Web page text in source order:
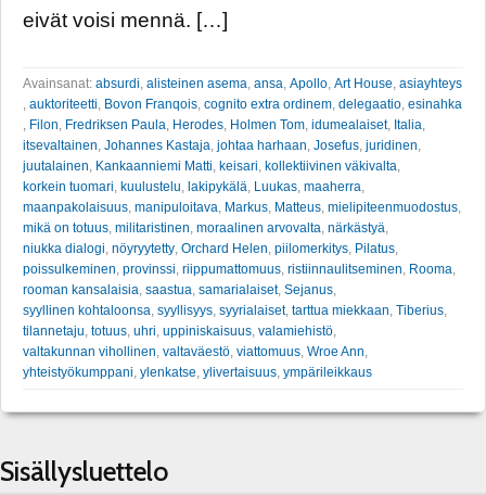
eivät voisi mennä. […]
Avainsanat: absurdi, alisteinen asema, ansa, Apollo, Art House, asiayhteys
, auktoriteetti, Bovon Franqois, cognito extra ordinem, delegaatio, esinahka
, Filon, Fredriksen Paula, Herodes, Holmen Tom, idumealaiset, Italia,
itsevaltainen, Johannes Kastaja, johtaa harhaan, Josefus, juridinen,
juutalainen, Kankaanniemi Matti, keisari, kollektiivinen väkivalta,
korkein tuomari, kuulustelu, lakipykälä, Luukas, maaherra,
maanpakolaisuus, manipuloitava, Markus, Matteus, mielipiteenmuodostus,
mikä on totuus, militaristinen, moraalinen arvovalta, närkästyä,
niukka dialogi, nöyryytetty, Orchard Helen, piilomerkitys, Pilatus,
poissulkeminen, provinssi, riippumattomuus, ristiinnaulitseminen, Rooma,
rooman kansalaisia, saastua, samarialaiset, Sejanus,
syyllinen kohtaloonsa, syyllisyys, syyrialaiset, tarttua miekkaan, Tiberius,
tilannetaju, totuus, uhri, uppiniskaisuus, valamiehistö,
valtakunnan vihollinen, valtaväestö, viattomuus, Wroe Ann,
yhteistyökumppani, ylenkatse, ylivertaisuus, ympärileikkaus
Sisällysluettelo